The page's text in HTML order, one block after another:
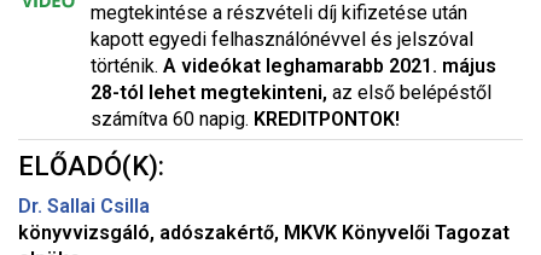
megtekintése a részvételi díj kifizetése után
kapott egyedi felhasználónévvel és jelszóval
történik. A videókat leghamarabb 2021. május
28-tól lehet megtekinteni, az első belépéstől
számítva 60 napig. KREDITPONTOK!
ELŐADÓ(K):
Dr. Sallai Csilla
könyvvizsgáló, adószakértő, MKVK Könyvelői Tagozat